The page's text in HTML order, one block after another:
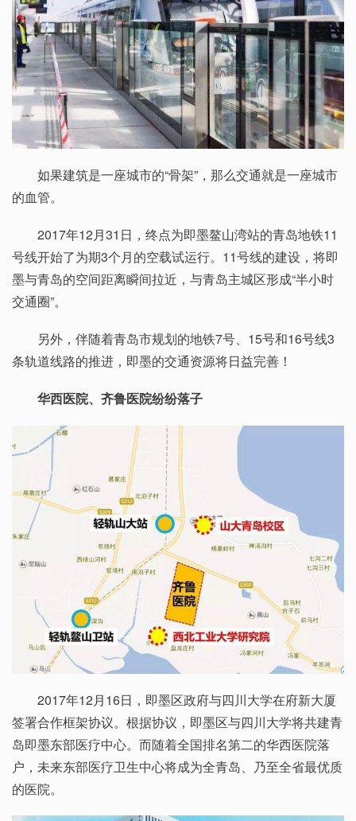
如果建筑是一座城市的“骨架”，那么交通就是一座城市
的血管。
2017年12月31日，终点为即墨鳌山湾站的青岛地铁11
号线开始了为期3个月的空载试运行。11号线的建设，将即
墨与青岛的空间距离瞬间拉近，与青岛主城区形成“半小时
交通圈”。
另外，伴随着青岛市规划的地铁7号、15号和16号线3
条轨道线路的推进，即墨的交通资源将日益完善！
华西医院、齐鲁医院纷纷落子
2017年12月16日，即墨区政府与四川大学在府新大厦
签署合作框架协议。根据协议，即墨区与四川大学将共建青
岛即墨东部医疗中心。而随着全国排名第二的华西医院落
户，未来东部医疗卫生中心将成为全青岛、乃至全省最优质
的医院。